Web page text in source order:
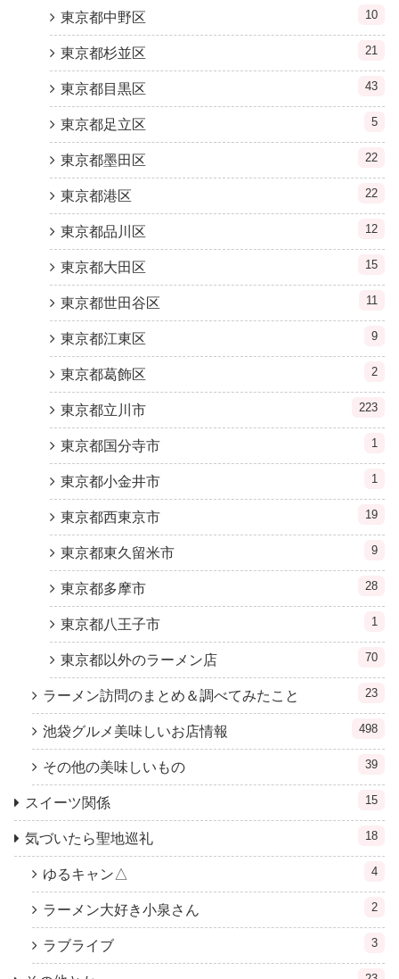
東京都中野区 10
東京都杉並区 21
東京都目黒区 43
東京都足立区 5
東京都墨田区 22
東京都港区 22
東京都品川区 12
東京都大田区 15
東京都世田谷区 11
東京都江東区 9
東京都葛飾区 2
東京都立川市 223
東京都国分寺市 1
東京都小金井市 1
東京都西東京市 19
東京都東久留米市 9
東京都多摩市 28
東京都八王子市 1
東京都以外のラーメン店 70
ラーメン訪問のまとめ＆調べてみたこと 23
池袋グルメ美味しいお店情報 498
その他の美味しいもの 39
スイーツ関係 15
気づいたら聖地巡礼 18
ゆるキャン△ 4
ラーメン大好き小泉さん 2
ラブライブ 3